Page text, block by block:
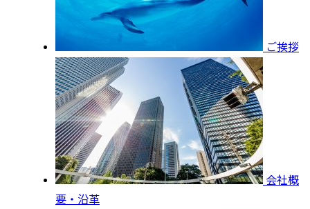
ご挨拶
会社概
要・沿革